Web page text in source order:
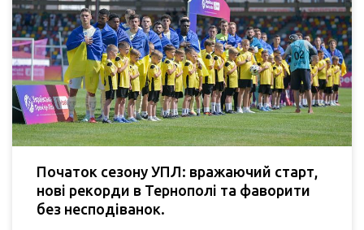
Початок сезону УПЛ: вражаючий старт,
нові рекорди в Тернополі та фаворити
без несподіванок.